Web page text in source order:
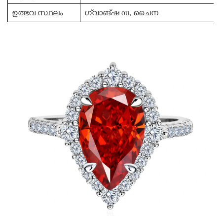
ഉത്ഭവ സ്ഥലം ഗ്വാങ്ഷ ou, ചൈന